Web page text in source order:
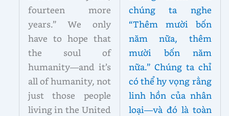
fourteen more
years.” We only
have to hope that
the soul of
humanity—and it’s
all of humanity, not
just those people
living in the United
chúng ta nghe
“Thêm mười bốn
năm nữa, thêm
mười bốn năm
nữa.” Chúng ta chỉ
có thể hy vọng rằng
linh hồn của nhân
loại—và đó là toàn